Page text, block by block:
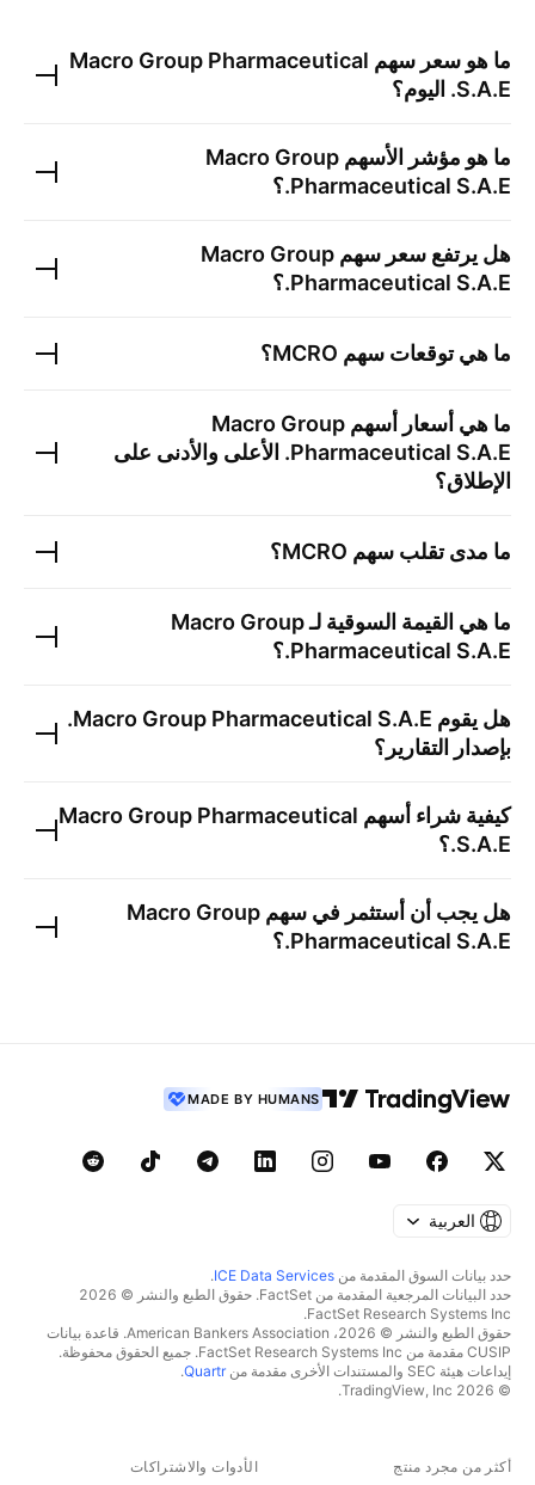
ما هو سعر سهم Macro Group Pharmaceutical
S.A.E.
اليوم؟
ما هو مؤشر الأسهم Macro Group
Pharmaceutical S.A.E. ؟
هل يرتفع سعر سهم Macro Group
Pharmaceutical S.A.E. ؟
ما هي توقعات سهم MCRO؟
ما هي أسعار أسهم Macro Group
Pharmaceutical S.A.E.
الأعلى والأدنى على
الإطلاق؟
ما مدى تقلب سهم MCRO؟
ما هي القيمة السوقية لـMacro Group
Pharmaceutical S.A.E. ؟
هل يقوم Macro Group Pharmaceutical S.A.E.
بإصدار التقارير؟
كيفية شراء أسهم Macro Group Pharmaceutical
S.A.E. ؟
هل يجب أن أستثمر في سهم Macro Group
Pharmaceutical S.A.E. ؟
MADE BY HUMANS
العربية
حدد بيانات السوق المقدمة من ICE Data Services
.
حدد البيانات المرجعية المقدمة من FactSet. حقوق الطبع والنشر © 2026
FactSet Research Systems Inc.
حقوق الطبع والنشر © 2026، American Bankers Association. قاعدة بيانات
CUSIP مقدمة من FactSet Research Systems Inc. جميع الحقوق محفوظة.
إيداعات هيئة SEC والمستندات الأخرى مقدمة من
Quartr
.
© 2026 TradingView, Inc.
أكثر من مجرد منتج الأدوات والاشتراكات